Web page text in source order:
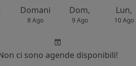
Domani
8 Ago
Dom,
9 Ago
Lun,
10 Ago
ci sono agende disponibili!